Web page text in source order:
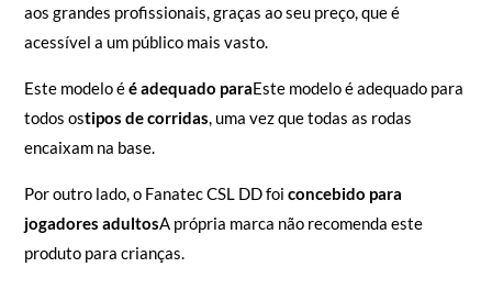
aos grandes profissionais, graças ao seu preço, que é
acessível a um público mais vasto.
Este modelo éé adequado paraEste modelo é adequado para
todos ostipos de corridas, uma vez que todas as rodas
encaixam na base.
Por outro lado, o Fanatec CSL DD foi concebido para
jogadores adultosA própria marca não recomenda este
produto para crianças.